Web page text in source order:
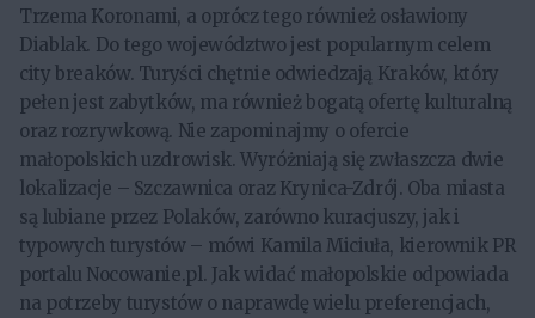
Trzema Koronami, a oprócz tego również osławiony
Diablak. Do tego województwo jest popularnym celem
city breaków. Turyści chętnie odwiedzają Kraków, który
pełen jest zabytków, ma również bogatą ofertę kulturalną
oraz rozrywkową. Nie zapominajmy o ofercie
małopolskich uzdrowisk. Wyróżniają się zwłaszcza dwie
lokalizacje – Szczawnica oraz Krynica-Zdrój. Oba miasta
są lubiane przez Polaków, zarówno kuracjuszy, jak i
typowych turystów – mówi Kamila Miciuła, kierownik PR
portalu Nocowanie.pl. Jak widać małopolskie odpowiada
na potrzeby turystów o naprawdę wielu preferencjach,